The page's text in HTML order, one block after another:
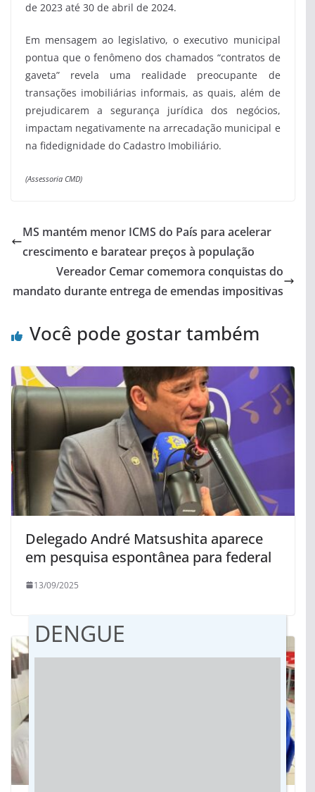
de 2023 até 30 de abril de 2024.
Em mensagem ao legislativo, o executivo municipal
pontua que o fenômeno dos chamados “contratos de
gaveta” revela uma realidade preocupante de
transações imobiliárias informais, as quais, além de
prejudicarem a segurança jurídica dos negócios,
impactam negativamente na arrecadação municipal e
na fidedignidade do Cadastro Imobiliário.
(Assessoria CMD)
MS mantém menor ICMS do País para acelerar
crescimento e baratear preços à população
Vereador Cemar comemora conquistas do
mandato durante entrega de emendas impositivas
Você pode gostar também
Delegado André Matsushita aparece
em pesquisa espontânea para federal
13/09/2025
DENGUE